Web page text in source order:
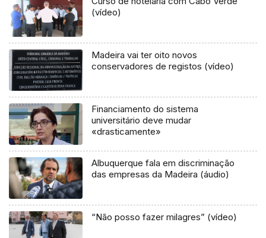
(vídeo)
Madeira vai ter oito novos
conservadores de registos (vídeo)
Financiamento do sistema
universitário deve mudar
«drasticamente»
Albuquerque fala em discriminação
das empresas da Madeira (áudio)
“Não posso fazer milagres” (vídeo)